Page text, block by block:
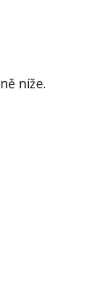
níže.